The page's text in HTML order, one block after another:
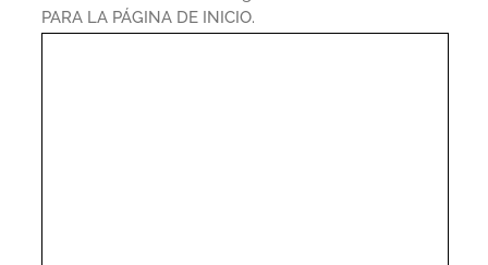
PARA LA PÁGINA DE INICIO.